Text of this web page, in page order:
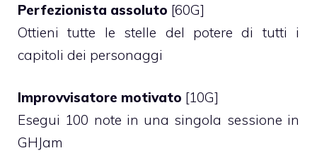
Perfezionista assoluto [60G]
Ottieni tutte le stelle del potere di tutti i
capitoli dei personaggi
Improvvisatore motivato [10G]
Esegui 100 note in una singola sessione in
GHJam